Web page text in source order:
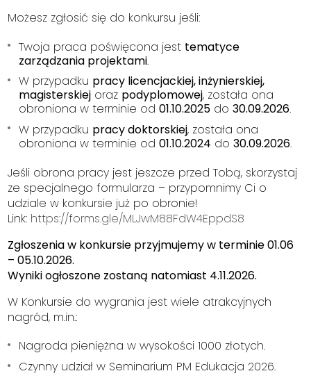
Możesz zgłosić się do konkursu jeśli:
Twoja praca poświęcona jest tematyce
zarządzania projektami.
W przypadku pracy licencjackiej, inżynierskiej,
magisterskiej oraz podyplomowej, została ona
obroniona w terminie od01.10.2025 do30.09.2026.
W przypadku pracy doktorskiej, została ona
obroniona w terminie od01.10.2024 do30.09.2026.
Jeśli obrona pracy jest jeszcze przed Tobą, skorzystaj
ze specjalnego formularza – przypomnimy Ci o
udziale w konkursie już po obronie!
Link: https://forms.gle/MLJwM88FdW4EppdS8
Zgłoszenia w konkursie przyjmujemy w terminie 01.06
– 05.10.2026.
Wyniki ogłoszone zostaną natomiast 4.11.2026.
W Konkursie do wygrania jest wiele atrakcyjnych
nagród, m.in.:
Nagroda pieniężna w wysokości 1000 złotych.
Czynny udział w Seminarium PM Edukacja 2026.